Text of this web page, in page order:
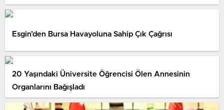
Esgin’den Bursa Havayoluna Sahip Çık Çağrısı
20 Yaşındaki Üniversite Öğrencisi Ölen Annesinin
Organlarını Bağışladı